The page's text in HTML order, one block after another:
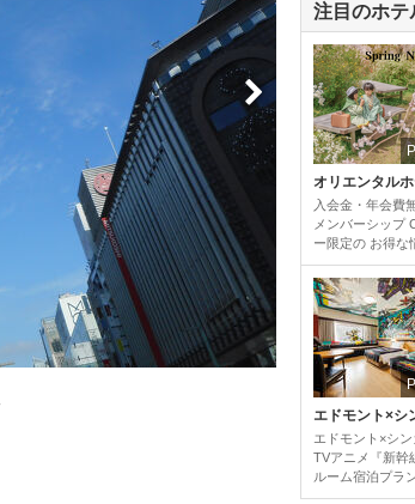
注目のホテ
オリエンタル
入会金・年会費
メンバーシップ
ー限定の お得な
エドモント×シ
エドモント×シ
TVアニメ『新幹
ルーム宿泊プラ